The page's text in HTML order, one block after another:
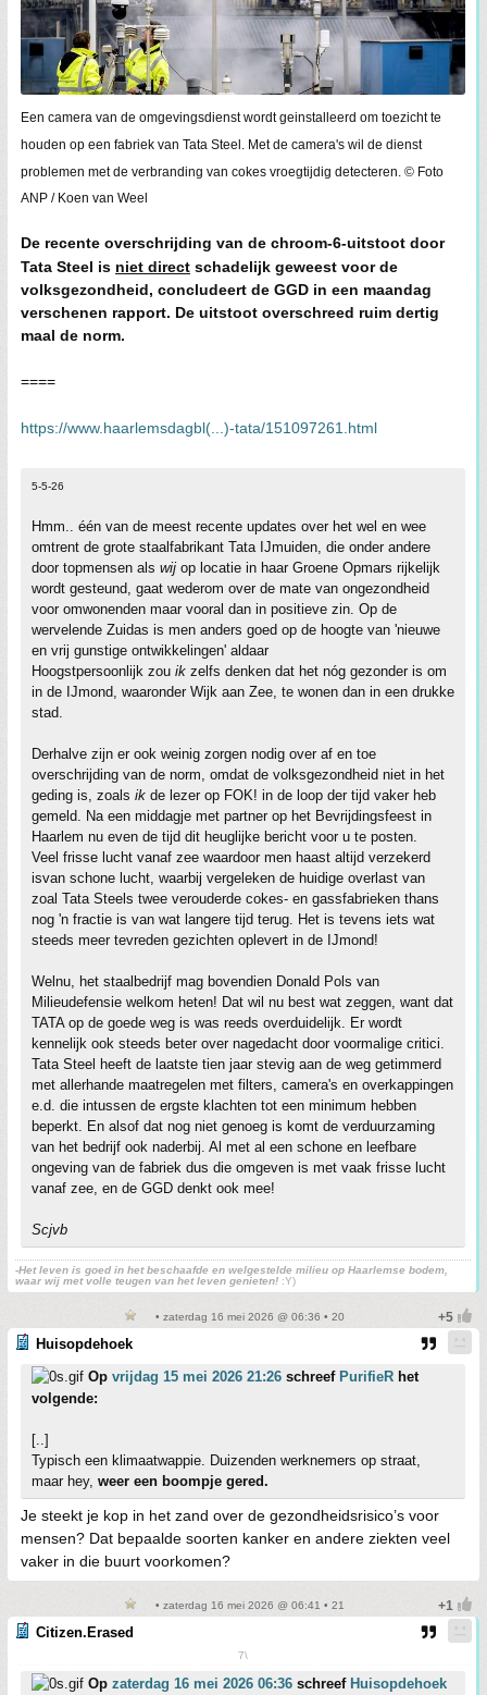
Een camera van de omgevingsdienst wordt geinstalleerd om toezicht te
houden op een fabriek van Tata Steel. Met de camera's wil de dienst
problemen met de verbranding van cokes vroegtijdig detecteren. © Foto
ANP / Koen van Weel
De recente overschrijding van de chroom-6-uitstoot door
Tata Steel is niet direct schadelijk geweest voor de
volksgezondheid, concludeert de GGD in een maandag
verschenen rapport. De uitstoot overschreed ruim dertig
maal de norm.
====
https://www.haarlemsdagbl(...)-tata/151097261.html
5-5-26
Hmm.. één van de meest recente updates over het wel en wee
omtrent de grote staalfabrikant Tata IJmuiden, die onder andere
door topmensen als wij op locatie in haar Groene Opmars rijkelijk
wordt gesteund, gaat wederom over de mate van ongezondheid
voor omwonenden maar vooral dan in positieve zin. Op de
wervelende Zuidas is men anders goed op de hoogte van 'nieuwe
en vrij gunstige ontwikkelingen' aldaar
Hoogstpersoonlijk zou ik zelfs denken dat het nóg gezonder is om
in de IJmond, waaronder Wijk aan Zee, te wonen dan in een drukke
stad.
Derhalve zijn er ook weinig zorgen nodig over af en toe
overschrijding van de norm, omdat de volksgezondheid niet in het
geding is, zoals ik de lezer op FOK! in de loop der tijd vaker heb
gemeld. Na een middagje met partner op het Bevrijdingsfeest in
Haarlem nu even de tijd dit heuglijke bericht voor u te posten.
Veel frisse lucht vanaf zee waardoor men haast altijd verzekerd
isvan schone lucht, waarbij vergeleken de huidige overlast van
zoal Tata Steels twee verouderde cokes- en gassfabrieken thans
nog 'n fractie is van wat langere tijd terug. Het is tevens iets wat
steeds meer tevreden gezichten oplevert in de IJmond!
Welnu, het staalbedrijf mag bovendien Donald Pols van
Milieudefensie welkom heten! Dat wil nu best wat zeggen, want dat
TATA op de goede weg is was reeds overduidelijk. Er wordt
kennelijk ook steeds beter over nagedacht door voormalige critici.
Tata Steel heeft de laatste tien jaar stevig aan de weg getimmerd
met allerhande maatregelen met filters, camera's en overkappingen
e.d. die intussen de ergste klachten tot een minimum hebben
beperkt. En alsof dat nog niet genoeg is komt de verduurzaming
van het bedrijf ook naderbij. Al met al een schone en leefbare
ongeving van de fabriek dus die omgeven is met vaak frisse lucht
vanaf zee, en de GGD denkt ook mee!
Scjvb
-Het leven is goed in het beschaafde en welgestelde milieu op Haarlemse bodem,
waar wij met volle teugen van het leven genieten! :Y)
• zaterdag 16 mei 2026 @ 06:36 • 20
Huisopdehoek
Op vrijdag 15 mei 2026 21:26 schreef PurifieR het
volgende:
[..]
Typisch een klimaatwappie. Duizenden werknemers op straat,
maar hey, weer een boompje gered.
Je steekt je kop in het zand over de gezondheidsrisico’s voor
mensen? Dat bepaalde soorten kanker en andere ziekten veel
vaker in die buurt voorkomen?
• zaterdag 16 mei 2026 @ 06:41 • 21
Citizen.Erased
7\
Op zaterdag 16 mei 2026 06:36 schreef Huisopdehoek